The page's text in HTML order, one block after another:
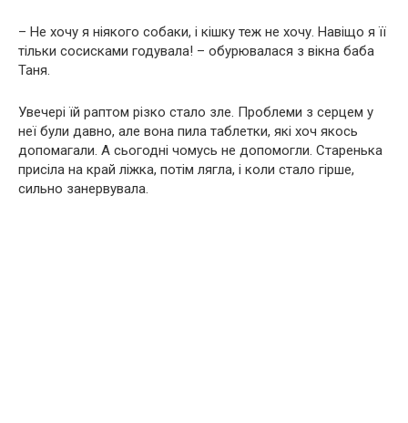
– Не хочу я ніякого собаки, і кішку теж не хочу. Навіщо я її
тільки сосисками годувала! – обурювалася з вікна баба
Таня.
Увечері їй раптом різко стало зле. Проблеми з серцем у
неї були давно, але вона пила таблетки, які хоч якось
допомагали. А сьогодні чомусь не допомогли. Старенька
присіла на край ліжка, потім лягла, і коли стало гірше,
сильно занервувала.